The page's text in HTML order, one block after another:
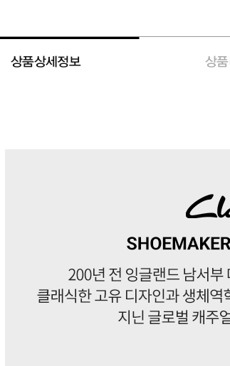
상품상세정보 상